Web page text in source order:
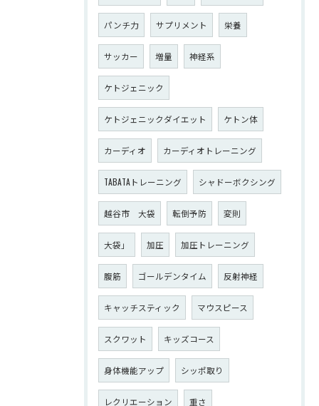
パンチ力 サプリメント 栄養
サッカー 増量 神経系
ケトジェニック
ケトジェニックダイエット ケトン体
カーディオ カーディオトレーニング
TABATAトレーニング シャドーボクシング
越谷市 大袋 転倒予防 変則
大袋」 加圧 加圧トレーニング
腹筋 ゴールデンタイム 反射神経
キャッチスティック マウスピース
スクワット キッズコース
身体機能アップ シッポ取り
レクリエーション 重さ